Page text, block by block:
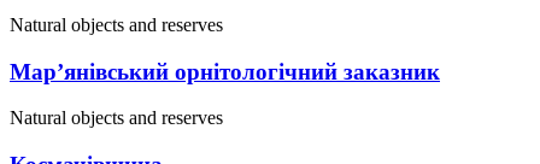
Natural objects and reserves
Мар’янівський орнітологічний заказник
Natural objects and reserves